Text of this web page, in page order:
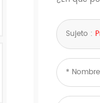
Sujeto :